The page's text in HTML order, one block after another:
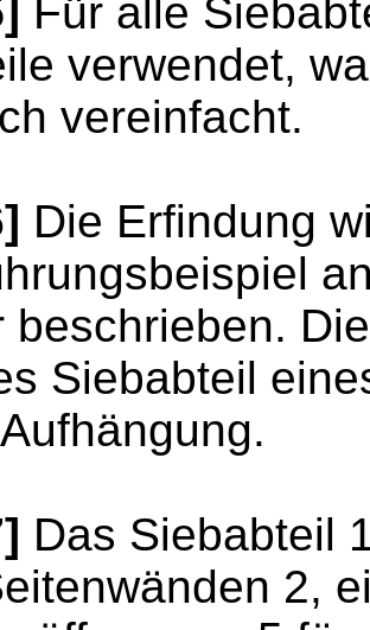
Für alle
verwendet,
vereinfacht.
Die Erfindung
beschrieben.
Siebabteil
Das Siebabteil
2,